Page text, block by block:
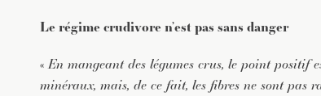
Le régime crudivore n’est pas sans danger
«En mangeant des légumes crus, le point positif
minéraux, mais, de ce fait, les fibres ne sont